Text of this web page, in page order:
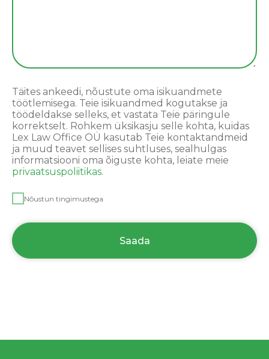
Täites ankeedi, nõustute oma isikuandmete
töötlemisega. Teie isikuandmed kogutakse ja
töödeldakse selleks, et vastata Teie päringule
korrektselt. Rohkem üksikasju selle kohta, kuidas
Lex Law Office OÜ kasutab Teie kontaktandmeid
ja muud teavet sellises suhtluses, sealhulgas
informatsiooni oma õiguste kohta, leiate meie
privaatsuspoliitikas.
Nõustun tingimustega
Saada